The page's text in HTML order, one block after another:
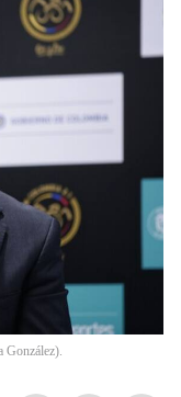
González).